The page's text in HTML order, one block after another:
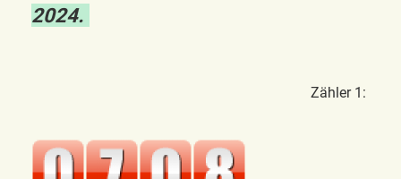
2024.
Zähler 1: